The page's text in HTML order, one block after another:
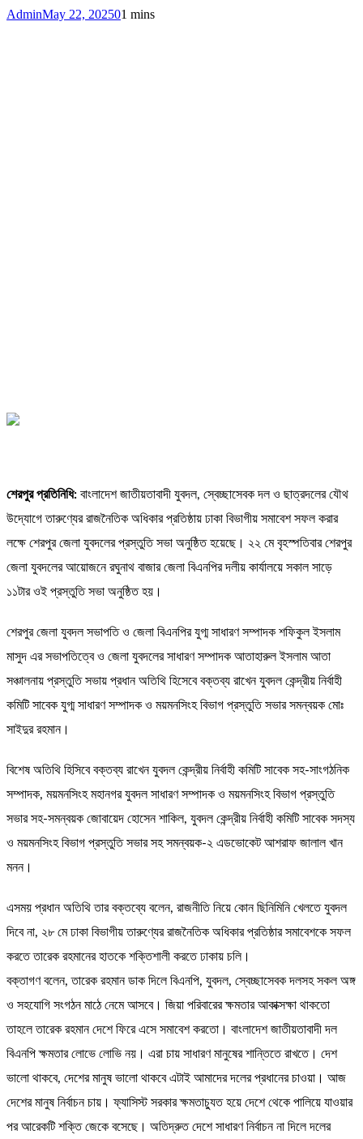
AdminMay 22, 202501 mins
শেরপুর প্রতিনিধি: বাংলাদেশ জাতীয়তাবাদী যুবদল, স্বেচ্ছাসেবক দল ও ছাত্রদলের যৌথ
উদ্যোগে তারুণ্যের রাজনৈতিক অধিকার প্রতিষ্ঠায় ঢাকা বিভাগীয় সমাবেশ সফল করার
লক্ষে শেরপুর জেলা যুবদলের প্রস্তুতি সভা অনুষ্ঠিত হয়েছে। ২২ মে বৃহস্পতিবার শেরপুর
জেলা যুবদলের আয়োজনে রঘুনাথ বাজার জেলা বিএনপির দলীয় কার্যালয়ে সকাল সাড়ে
১১টার ওই প্রস্তুতি সভা অনুষ্ঠিত হয়।
শেরপুর জেলা যুবদল সভাপতি ও জেলা বিএনপির যুগ্ম সাধারণ সম্পাদক শফিকুল ইসলাম
মাসুদ এর সভাপতিত্বে ও জেলা যুবদলের সাধারণ সম্পাদক আতাহারুল ইসলাম আতা
সঞ্চালনায় প্রস্তুতি সভায় প্রধান অতিথি হিসেবে বক্তব্য রাখেন যুবদল কেন্দ্রীয় নির্বাহী
কমিটি সাবেক যুগ্ম সাধারণ সম্পাদক ও ময়মনসিংহ বিভাগ প্রস্তুতি সভার সমন্বয়ক মোঃ
সাইদুর রহমান।
বিশেষ অতিথি হিসিবে বক্তব্য রাখেন যুবদল কেন্দ্রীয় নির্বাহী কমিটি সাবেক সহ-সাংগঠনিক
সম্পাদক, ময়মনসিংহ মহানগর যুবদল সাধারণ সম্পাদক ও ময়মনসিংহ বিভাগ প্রস্তুতি
সভার সহ-সমন্বয়ক জোবায়েদ হোসেন শাকিল, যুবদল কেন্দ্রীয় নির্বাহী কমিটি সাবেক সদস্য
ও ময়মনসিংহ বিভাগ প্রস্তুতি সভার সহ সমন্বয়ক-২ এডভোকেট আশরাফ জালাল খান
মনন।
এসময় প্রধান অতিথি তার বক্তব্যে বলেন, রাজনীতি নিয়ে কোন ছিনিমিনি খেলতে যুবদল
দিবে না, ২৮ মে ঢাকা বিভাগীয় তারুণ্যের রাজনৈতিক অধিকার প্রতিষ্ঠার সমাবেশকে সফল
করতে তারেক রহমানের হাতকে শক্তিশালী করতে ঢাকায় চলি।
বক্তাগণ বলেন, তারেক রহমান ডাক দিলে বিএনপি, যুবদল, স্বেচ্ছাসেবক দলসহ সকল অঙ্গ
ও সহযোগি সংগঠন মাঠে নেমে আসবে। জিয়া পরিবারের ক্ষমতার আকাক্সক্ষা থাকতো
তাহলে তারেক রহমান দেশে ফিরে এসে সমাবেশ করতো। বাংলাদেশ জাতীয়তাবাদী দল
বিএনপি ক্ষমতার লোভে লোভি নয়। এরা চায় সাধারণ মানুষের শান্তিতে রাখতে। দেশ
ভালো থাকবে, দেশের মানুষ ভালো থাকবে এটাই আমাদের দলের প্রধানের চাওয়া। আজ
দেশের মানুষ নির্বাচন চায়। ফ্যাসিস্ট সরকার ক্ষমতাচ্যুত হয়ে দেশে থেকে পালিয়ে যাওয়ার
পর আরেকটি শক্তি জেকে বসেছে। অতিদ্রুত দেশে সাধারণ নির্বাচন না দিলে দলের